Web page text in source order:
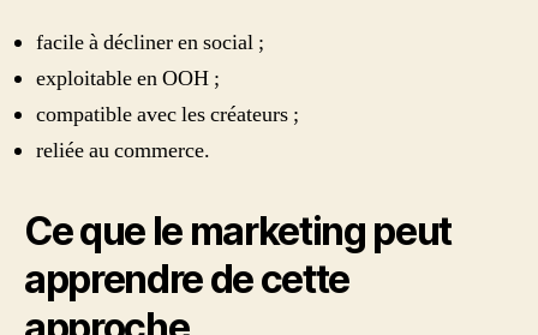
facile à décliner en social ;
exploitable en OOH ;
compatible avec les créateurs ;
reliée au commerce.
Ce que le marketing peut
apprendre de cette